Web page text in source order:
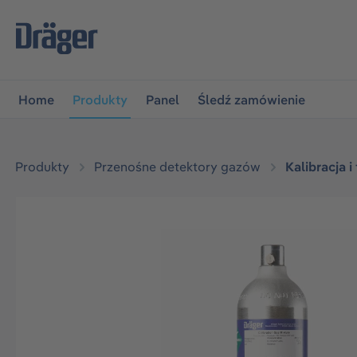
do głównej nawigacji
Home Produkty Panel Śledź zamówienie
Produkty Przenośne detektory gazów Kalibracja